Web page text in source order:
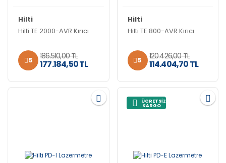
Hilti
Hilti TE 2000-AVR Kırıcı
5 186.510,00 TL
177.184,50 TL
Hilti
Hilti TE 800-AVR Kırıcı
5 120.426,00 TL
114.404,70 TL
ÜCRETSİZ
KARGO